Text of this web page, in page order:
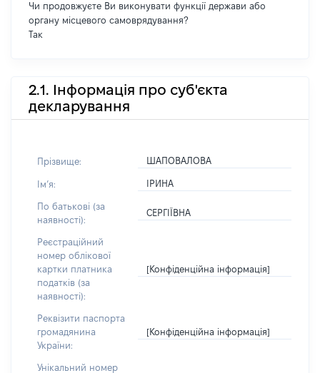
Чи продовжуєте Ви виконувати функції держави або
органу місцевого самоврядування?
Так
2.1. Інформація про суб'єкта
декларування
Прізвище: ШАПОВАЛОВА
Імʼя: ІРИНА
По батькові (за
наявності):
СЕРГІЇВНА
Реєстраційний
номер облікової
картки платника
податків (за
наявності):
[Конфіденційна інформація]
Реквізити паспорта
громадянина
України:
[Конфіденційна інформація]
Унікальний номер